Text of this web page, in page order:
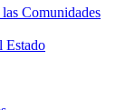
Comunidades
Estado